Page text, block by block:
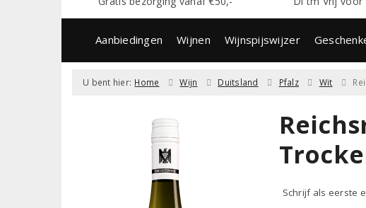
Aanbiedingen Wijnen Wijnspijswijzer
U bent hier: Home Wijn Duitsland Pfalz Wit
Schrijf als eerste